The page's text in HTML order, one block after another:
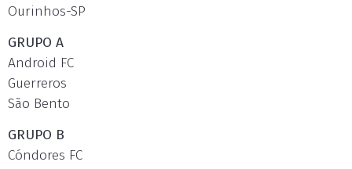
Ourinhos-SP
GRUPO A
Android FC
Guerreros
São Bento
GRUPO B
Cóndores FC